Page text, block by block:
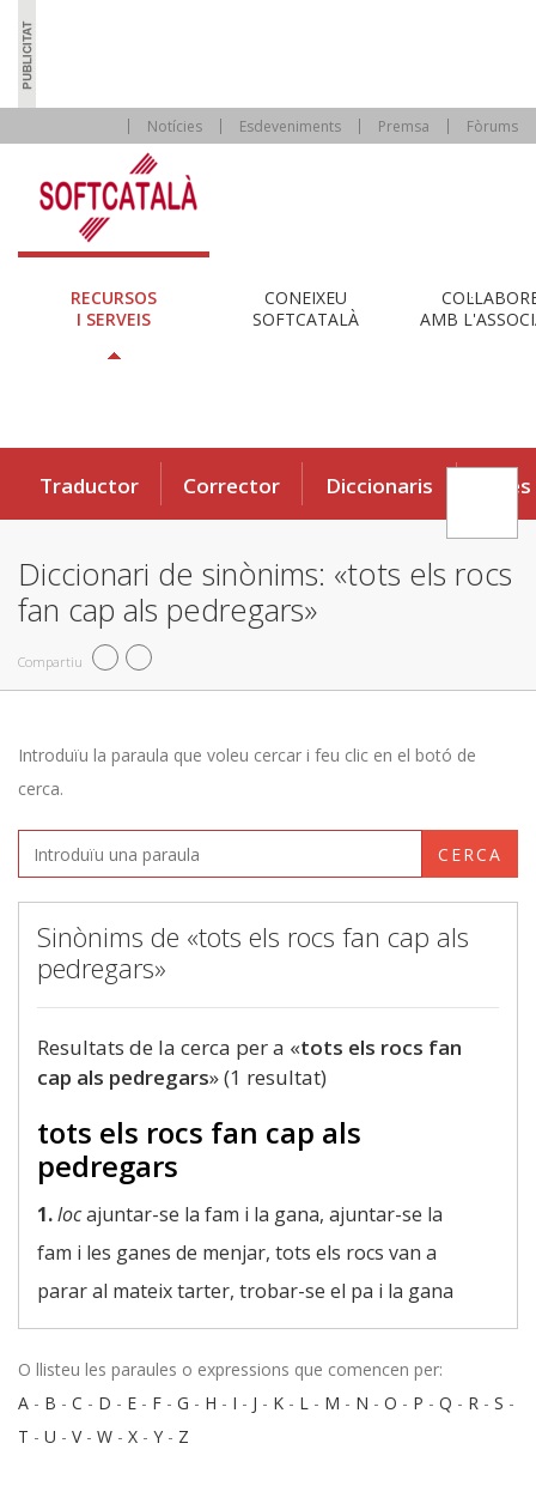
Notícies Esdeveniments Premsa Fòrums
RECURSOS
I SERVEIS
CONEIXEU
SOFTCATALÀ
AMB
Traductor Corrector Diccionaris Eines
Diccionari de sinònims: «tots els rocs
fan cap als pedregars»
Compartiu
Introduïu la paraula que voleu cercar i feu clic en el botó de
cerca.
CERCA
Sinònims de «tots els rocs fan cap als
pedregars»
Resultats de la cerca per a «tots els rocs fan
cap als pedregars» (1 resultat)
tots els rocs fan cap als
pedregars
1.locajuntar-se la fam i la gana, ajuntar-se la
fam i les ganes de menjar, tots els rocs van a
parar al mateix tarter, trobar-se el pa i la gana
O llisteu les paraules o expressions que comencen per:
A - B - C - D - E - F - G - H - I - J - K - L - M - N - O - P - Q - R - S -
T - U - V- W - X - Y - Z